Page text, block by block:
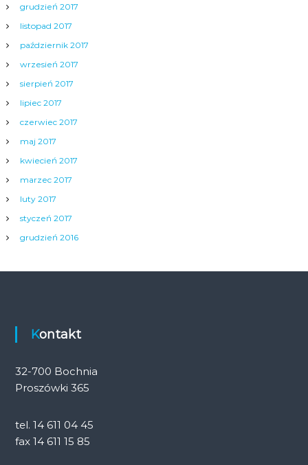
grudzień 2017
listopad 2017
październik 2017
wrzesień 2017
sierpień 2017
lipiec 2017
czerwiec 2017
maj 2017
kwiecień 2017
marzec 2017
luty 2017
styczeń 2017
grudzień 2016
Kontakt
32-700 Bochnia
Proszówki 365
tel. 14 611 04 45
fax 14 611 15 85